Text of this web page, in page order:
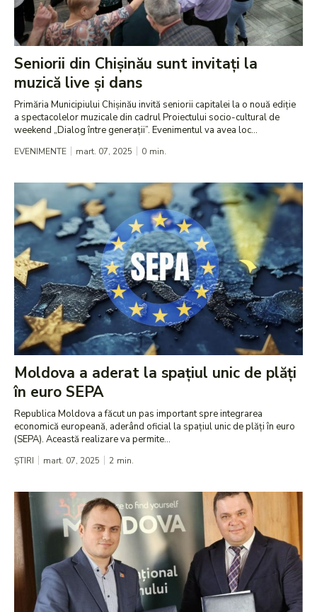
Seniorii din Chișinău sunt invitați la
muzică live și dans
Primăria Municipiului Chișinău invită seniorii capitalei la o nouă ediție
a spectacolelor muzicale din cadrul Proiectului socio-cultural de
weekend „Dialog între generații”. Evenimentul va avea loc...
EVENIMENTE mart. 07, 2025 0 min.
Moldova a aderat la spațiul unic de plăți
în euro SEPA
Republica Moldova a făcut un pas important spre integrarea
economică europeană, aderând oficial la spațiul unic de plăți în euro
(SEPA). Această realizare va permite...
ȘTIRI mart. 07, 2025 2 min.